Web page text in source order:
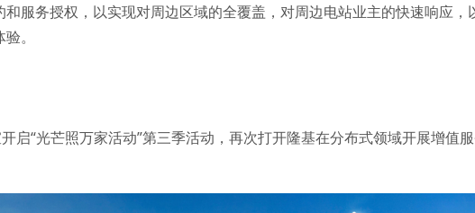
服务授权，以实现对周边区域的全覆盖，对周边电站业主的快速响应
。
启“光芒照万家活动”第三季活动，再次打开隆基在分布式领域开展增值服